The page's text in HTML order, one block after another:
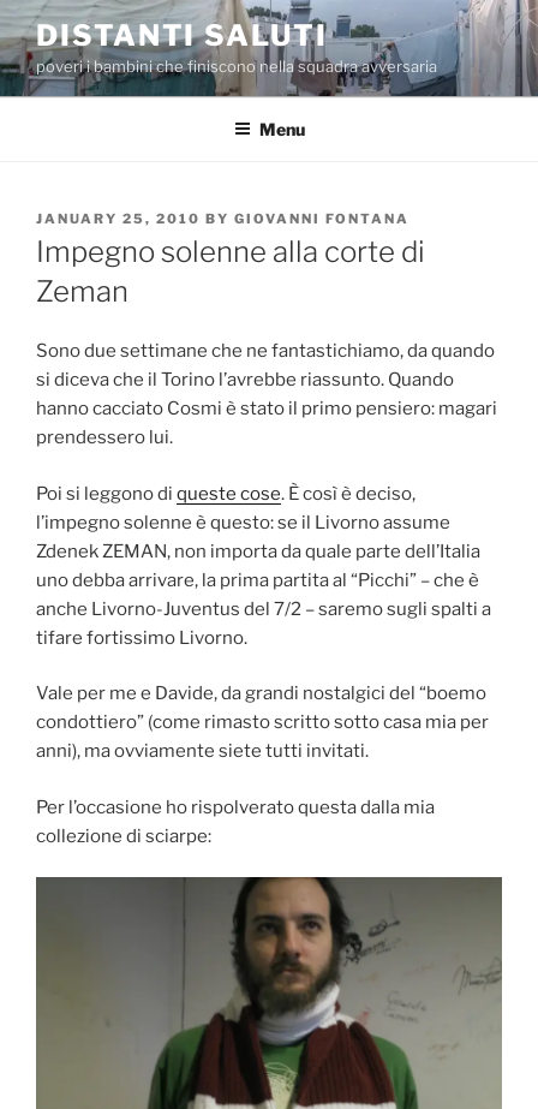
Skip
to
content
DISTANTI SALUTI
poveri i bambini che finiscono nella squadra avversaria
Menu
POSTED
ON
JANUARY 25, 2010 BY GIOVANNI FONTANA
Impegno solenne alla corte di
Zeman
Sono due settimane che ne fantastichiamo, da quando
si diceva che il Torino l’avrebbe riassunto. Quando
hanno cacciato Cosmi è stato il primo pensiero: magari
prendessero lui.
Poi si leggono di queste cose. È così è deciso,
l’impegno solenne è questo: se il Livorno assume
Zdenek ZEMAN, non importa da quale parte dell’Italia
uno debba arrivare, la prima partita al “Picchi” – che è
anche Livorno-Juventus del 7/2 – saremo sugli spalti a
tifare fortissimo Livorno.
Vale per me e Davide, da grandi nostalgici del “boemo
condottiero” (come rimasto scritto sotto casa mia per
anni), ma ovviamente siete tutti invitati.
Per l’occasione ho rispolverato questa dalla mia
collezione di sciarpe: